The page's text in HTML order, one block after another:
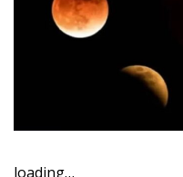
loading…